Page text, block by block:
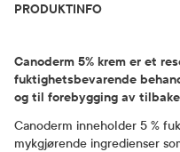
PRODUKTINFO
Canoderm 5% krem er et
fuktighetsbevarende
og til forebygging av
Canoderm inneholder 5 %
mykgjørende ingredienser